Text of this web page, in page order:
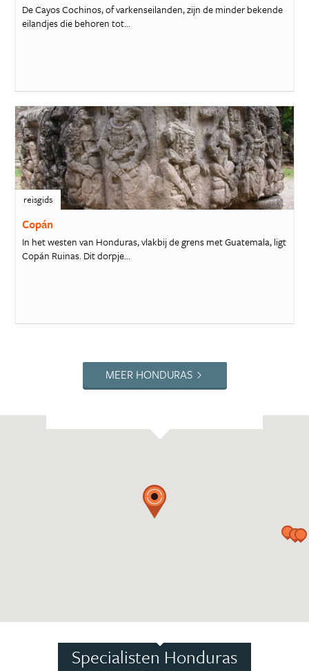
De Cayos Cochinos, of varkenseilanden, zijn de minder bekende
eilandjes die behoren tot...
reisgids
Copán
In het westen van Honduras, vlakbij de grens met Guatemala, ligt
Copán Ruinas. Dit dorpje...
MEER HONDURAS
Specialisten Honduras